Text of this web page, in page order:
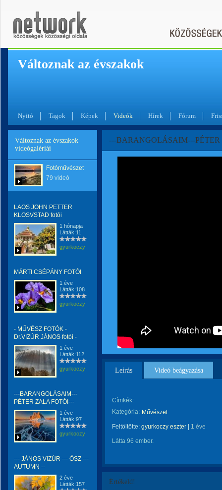
Változnak az évszakok
Nyitó Tagok Képek Videók Hírek Fórum
Változnak az évszakok
videógalériái
Fotóművészet
79 videó
LAOS JOHN PETTER
KLOSVSTAD fotói
1 hónapja
Látták:11
gyurkoczy
MÁRTI CSÉPÁNY FOTÓI
1 éve
Látták:108
gyurkoczy
- MŰVÉSZ FOTÓK -
Dr.VIZÚR JÁNOS fotói -
1 éve
Látták:112
gyurkoczy
---BARANGOLÁSAIM---
PÉTER ZALA FOTÓI---
1 éve
Látták:97
gyurkoczy
--- JÁNOS VIZÚR --- ŐSZ ---
AUTUMN --
2 éve
Látták:157
---BARANGOLÁSAIM---
Leírás Videó beágyazása
Címkék:
Kategória: Művészet
Feltöltötte: gyurkoczy eszter 1 éve
Látta 96 ember.
Értékeld!